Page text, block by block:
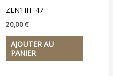
ZEN’HIT 47
20,00€
AJOUTER AU
PANIER